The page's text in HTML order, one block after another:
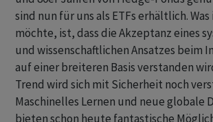
sind nun für uns als ETFs erhältlich.
möchte, ist, dass die Akzeptanz eines
und wissenschaftlichen Ansatzes beim
auf einer breiteren Basis verstanden
Trend wird sich mit Sicherheit noch
Maschinelles Lernen und neue globale
bieten schon heute fantastische